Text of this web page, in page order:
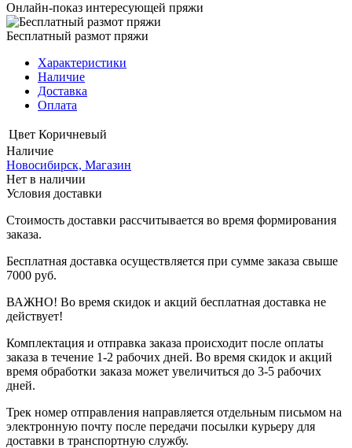
Онлайн-показ интересующей пряжи
Бесплатный размот пряжи
Характеристики
Наличие
Доставка
Оплата
Цвет Коричневый
Наличие
Новосибирск, Магазин
Нет в наличии
Условия доставки
Стоимость доставки рассчитывается во время формирования
заказа.
Бесплатная доставка осуществляется при сумме заказа свыше
7000 руб.
ВАЖНО! Во время скидок и акций бесплатная доставка не
действует!
Комплектация и отправка заказа происходит после оплаты
заказа в течение 1-2 рабочих дней. Во время скидок и акций
время обработки заказа может увеличиться до 3-5 рабочих
дней.
Трек номер отправления направляется отдельным письмом на
электронную почту после передачи посылки курьеру для
доставки в транспортную службу.